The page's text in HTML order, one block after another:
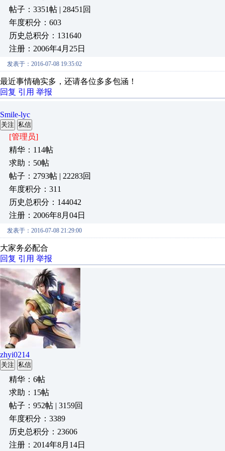
帖子：3351帖 | 28451回
年度积分：603
历史总积分：131640
注册：2006年4月25日
发表于：2016-07-08 19:35:02
最近事情确实多，还请各位多多包涵！
回复 引用 举报
Smile-lyc
关注 私信
[管理员]
精华：114帖
求助：50帖
帖子：2793帖 | 22283回
年度积分：311
历史总积分：144042
注册：2006年8月04日
发表于：2016-07-08 21:29:00
大家务必配合
回复 引用 举报
zhyi0214
关注 私信
精华：6帖
求助：15帖
帖子：952帖 | 3159回
年度积分：3389
历史总积分：23606
注册：2014年8月14日